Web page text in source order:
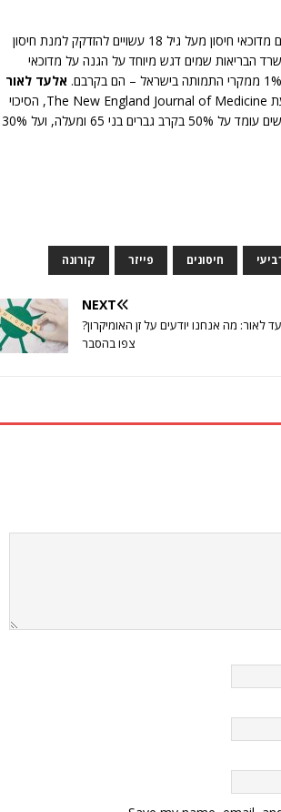
הדיון התקיים לאור המלצת המרכז לבקרת ומניעת מחלות, לפיה חולים מדוכאי חיסון מעל גיל 18 עשויים להזדקק למנת חיסון
הבריאות שמים דגש מיוחד על הגנה על מדוכאי
אלעד לאור
מסביר כי על פי מחקר שנערך בבית החולים שיבא, ופורסם בכתב העת The New England Journal of Medicine, הסיכוי
בקרב מדוכאי החיסון שרמת הנוגדנים תהיה אפסית לאחר שישה חודשים עומד על 50% בקרב גברים בני 65 ומעלה, ועל 30%
חיסונים פייזר קורונה
NEXT
לאור: מה אנחנו יודעים על זן האומיקרון?
צפו בהסבר